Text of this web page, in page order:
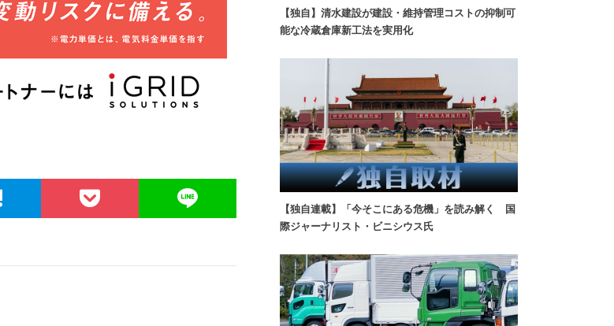
【独自】清水建設が建設・維持管理コストの抑制可
能な冷蔵倉庫新工法を実用化
【独自連載】「今そこにある危機」を読み解く 国
際ジャーナリスト・ビニシウス氏